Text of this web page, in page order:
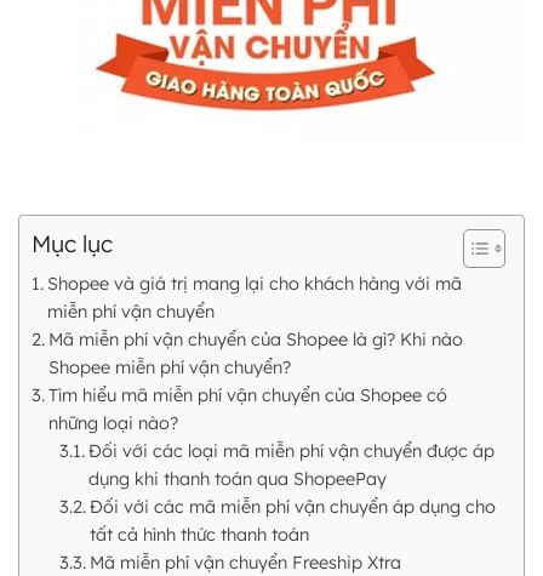
Mục lục
Shopee và giá trị mang lại cho khách hàng với mã
miễn phí vận chuyển
Mã miễn phí vận chuyển của Shopee là gì? Khi nào
Shopee miễn phí vận chuyển?
Tìm hiểu mã miễn phí vận chuyển của Shopee có
những loại nào?
Đối với các loại mã miễn phí vận chuyển được áp
dụng khi thanh toán qua ShopeePay
Đối với các mã miễn phí vận chuyển áp dụng cho
tất cả hình thức thanh toán
Mã miễn phí vận chuyển Freeship Xtra